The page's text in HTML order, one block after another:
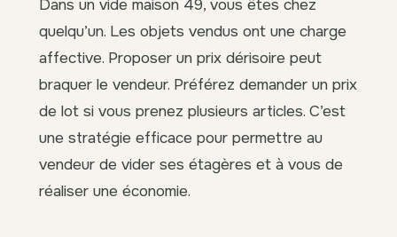
Dans un vide maison 49, vous êtes chez
quelqu’un. Les objets vendus ont une charge
affective. Proposer un prix dérisoire peut
braquer le vendeur. Préférez demander un prix
de lot si vous prenez plusieurs articles. C’est
une stratégie efficace pour permettre au
vendeur de vider ses étagères et à vous de
réaliser une économie.